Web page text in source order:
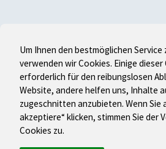
Um Ihnen den bestmöglichen Service
verwenden wir Cookies. Einige dieser
erforderlich für den reibungslosen
Website, andere helfen uns, Inhalte
zugeschnitten anzubieten. Wenn Sie
akzeptiere“ klicken, stimmen Sie der
Cookies zu.